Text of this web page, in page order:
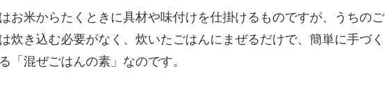
お米からたくときに具材や味付けを仕掛けるものですが、うちのご
炊き込む必要がなく、炊いたごはんにまぜるだけで、簡単に手づく
「混ぜごはんの素」なのです。